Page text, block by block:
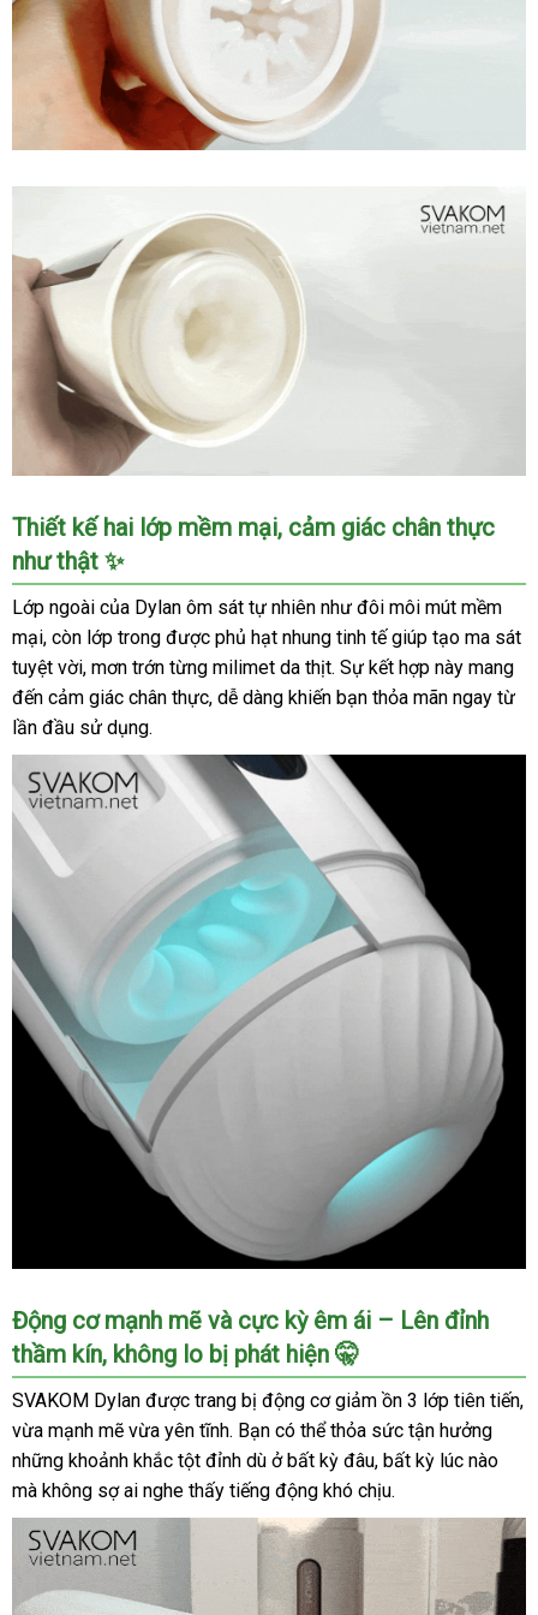
SVAKOM
Dylan,
thụt
phê
Mua
giả
tự
động
SVAKOM
Dylan,
xoay
thụt
cực
phê
Mua
âm
đạo
giả
tự
động
SVAKOM
Dylan,
xoay
cực
phê
Thiết kế hai lớp mềm mại, cảm giác chân thực
như thật ✨
Lớp ngoài của Dylan ôm sát tự nhiên như đôi môi mút mềm
mại, còn lớp trong được phủ hạt nhung tinh tế giúp tạo ma sát
tuyệt vời, mơn trớn từng milimet da thịt. Sự kết hợp này mang
đến cảm giác chân thực, dễ dàng khiến bạn thỏa mãn ngay từ
lần đầu sử dụng.
âm
đạo
giả
tự
động
SVAKOM
Dylan,
xoay
thụt
cực
phê
Động cơ mạnh mẽ và cực kỳ êm ái – Lên đỉnh
thầm kín, không lo bị phát hiện 🤫
SVAKOM Dylan được trang bị động cơ giảm ồn 3 lớp tiên tiến,
vừa mạnh mẽ vừa yên tĩnh. Bạn có thể thỏa sức tận hưởng
những khoảnh khắc tột đỉnh dù ở bất kỳ đâu, bất kỳ lúc nào
mà không sợ ai nghe thấy tiếng động khó chịu.